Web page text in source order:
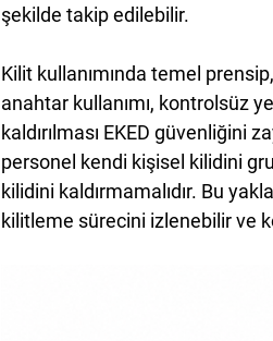
şekilde takip edilebilir.
Kilit kullanımında temel
anahtar kullanımı, kontrolsüz
kaldırılması EKED güvenliğini
personel kendi kişisel kilidini
kilidini kaldırmamalıdır. Bu
kilitleme sürecini izlenebilir ve